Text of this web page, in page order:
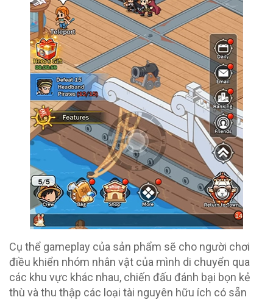
Cụ thể gameplay của sản phẩm sẽ cho người chơi
điều khiển nhóm nhân vật của mình di chuyển qua
các khu vực khác nhau, chiến đấu đánh bại bọn kẻ
thù và thu thập các loại tài nguyên hữu ích có sẵn